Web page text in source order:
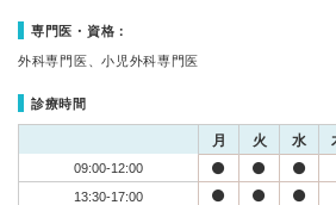
専門医・資格：
外科専門医、小児外科専門医
診療時間
月 火 水
09:00-12:00
13:30-17:00